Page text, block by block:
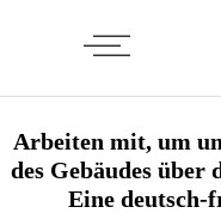
Arbeiten mit, um
des Gebäudes
Eine deutsch-